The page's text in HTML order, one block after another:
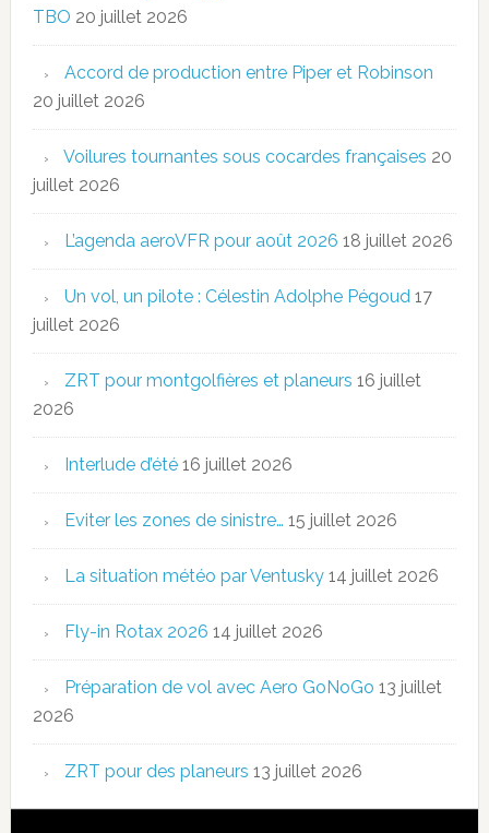
TBO 20 juillet 2026
Accord de production entre Piper et Robinson
20 juillet 2026
Voilures tournantes sous cocardes françaises 20
juillet 2026
L’agenda aeroVFR pour août 2026 18 juillet 2026
Un vol, un pilote : Célestin Adolphe Pégoud 17
juillet 2026
ZRT pour montgolfières et planeurs 16 juillet
2026
Interlude d’été 16 juillet 2026
Eviter les zones de sinistre… 15 juillet 2026
La situation météo par Ventusky 14 juillet 2026
Fly-in Rotax 2026 14 juillet 2026
Préparation de vol avec Aero GoNoGo 13 juillet
2026
ZRT pour des planeurs 13 juillet 2026